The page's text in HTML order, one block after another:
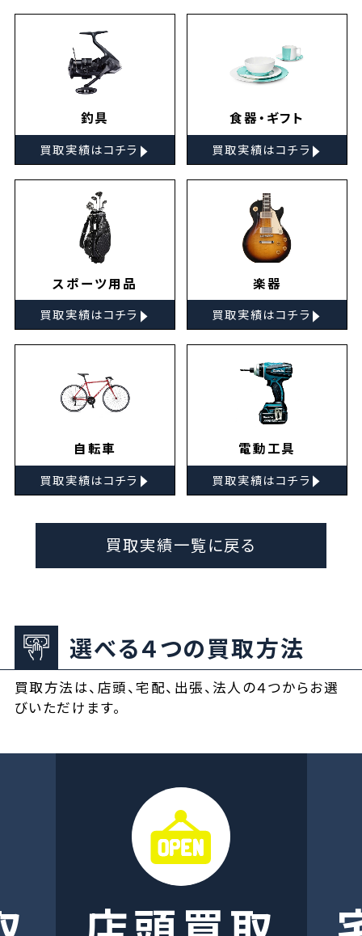
釣具
買取実績はコチラ ▸
食器・ギフト
買取実績はコチラ ▸
スポーツ用品
買取実績はコチラ ▸
楽器
買取実績はコチラ ▸
自転車
買取実績はコチラ ▸
電動工具
買取実績はコチラ ▸
買取実績一覧に戻る
選べる４つの買取方法
買取方法は、店頭、宅配、出張、法人の４つからお選
びいただけます。